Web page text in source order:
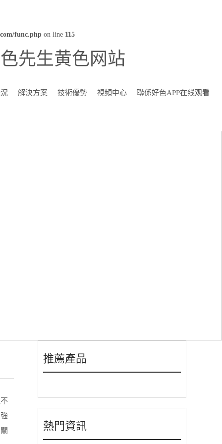
func.php on line 115
先生黄色网站
解決方案 技術優勢 視頻中心 聯係好色APP在线观看
推薦產品
熱門資訊